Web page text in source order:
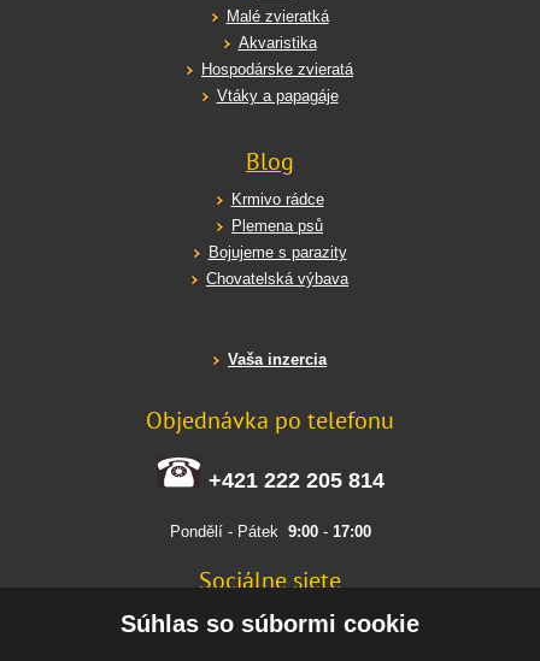
Malé zvieratká
Akvaristika
Hospodárske zvieratá
Vtáky a papagáje
Blog
Krmivo rádce
Plemena psů
Bojujeme s parazity
Chovatelská výbava
Vaša inzercia
Objednávka po telefonu
+421 222 205 814
Pondělí - Pátek 9:00- 17:00
Sociálne siete
FACEBOOK
Súhlas so súbormi cookie